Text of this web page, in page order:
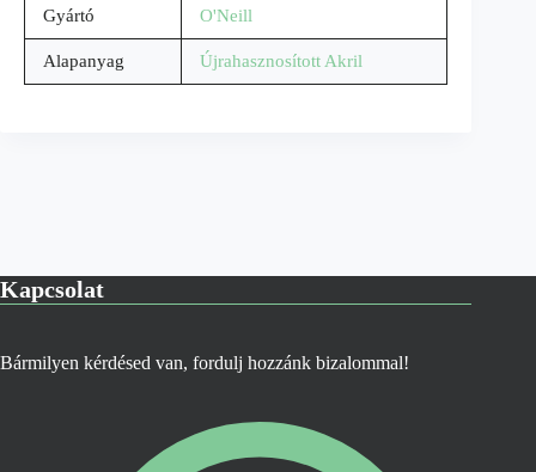
Gyártó O'Neill
Alapanyag Újrahasznosított Akril
Kapcsolat
Bármilyen kérdésed van, fordulj hozzánk bizalommal!